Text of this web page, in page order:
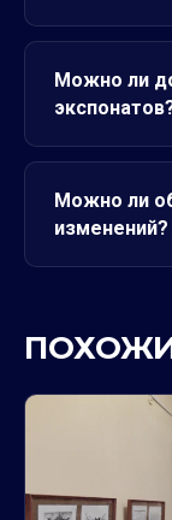
Можно ли
Можно ли
изменений?